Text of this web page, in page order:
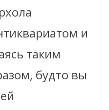
и
таким
будто вы